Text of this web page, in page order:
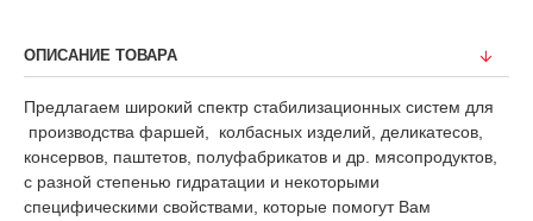
ОПИСАНИЕ ТОВАРА
Предлагаем широкий спектр стабилизационных систем для
производства фаршей, колбасных изделий, деликатесов,
консервов, паштетов, полуфабрикатов и др. мясопродуктов,
с разной степенью гидратации и некоторыми
специфическими свойствами, которые помогут Вам